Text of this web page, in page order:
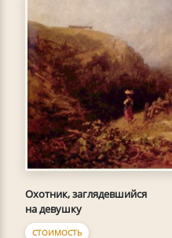
Охотник, заглядевшийся
на девушку
СТОИМОСТЬ